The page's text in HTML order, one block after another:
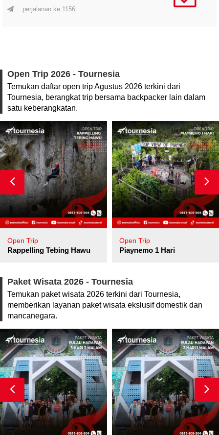
perjalanan ke 1156
Open Trip 2026 - Tournesia
Temukan daftar open trip Agustus 2026 terkini dari
Tournesia, berangkat trip bersama backpacker lain dalam
satu keberangkatan.
Open Trip
Rappelling Tebing Hawu
Open Trip
Piaynemo 1 Hari
Paket Wisata 2026 - Tournesia
Temukan paket wisata 2026 terkini dari Tournesia,
memberikan layanan paket wisata ekslusif domestik dan
mancanegara.